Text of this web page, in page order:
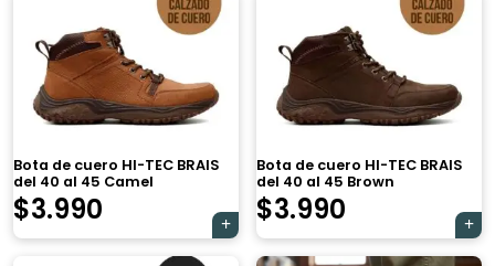
Bota de cuero HI-TEC BRAIS
del 40 al 45 Camel
$3.990
Bota de cuero HI-TEC BRAIS
del 40 al 45 Brown
$3.990